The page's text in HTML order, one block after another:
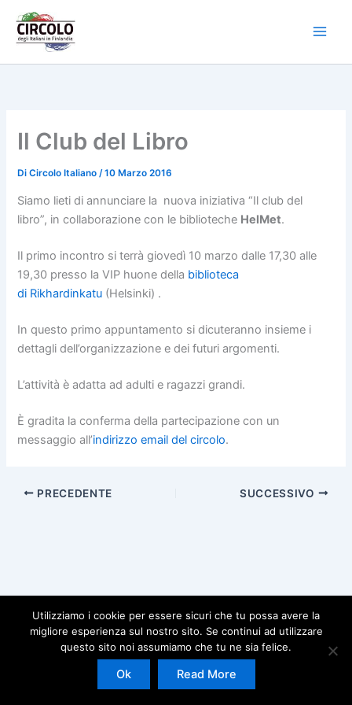
contenuto
Il Club del Libro
DiCircolo Italiano /10 Marzo 2016
Siamo lieti di annunciare la nuova iniziativa “Il club del
libro”, in collaborazione con le biblioteche HelMet.
Il primo incontro si terrà giovedì 10 marzo dalle 17,30 alle
19,30 presso la VIP huone della biblioteca
di Rikhardinkatu (Helsinki) .
In questo primo appuntamento si dicuteranno insieme i
dettagli dell’organizzazione e dei futuri argomenti.
L’attività è adatta ad adulti e ragazzi grandi.
È gradita la conferma della partecipazione con un
messaggio all’indirizzo email del circolo.
PRECEDENTE SUCCESSIVO
Copyright © 2026 | Powered byTema WordPress Astra
Utilizziamo i cookie per essere sicuri che tu possa avere la
migliore esperienza sul nostro sito. Se continui ad utilizzare
questo sito noi assumiamo che tu ne sia felice.
Ok Read More